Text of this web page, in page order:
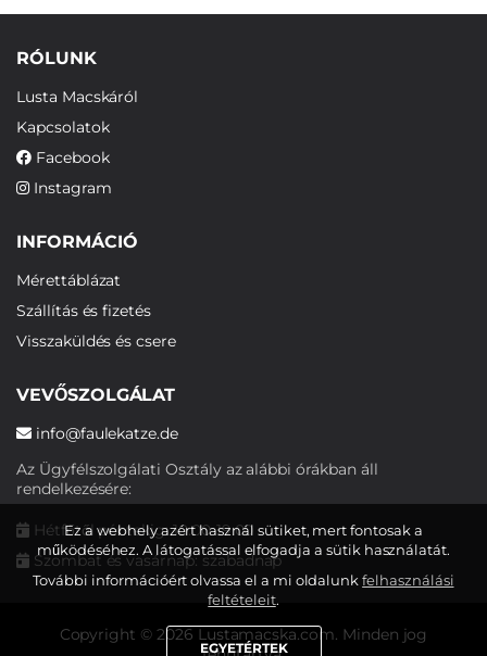
RÓLUNK
Lusta Macskáról
Kapcsolatok
Facebook
Instagram
INFORMÁCIÓ
Mérettáblázat
Szállítás és fizetés
Visszaküldés és csere
VEVŐSZOLGÁLAT
info@faulekatze.de
Az Ügyfélszolgálati Osztály az alábbi órákban áll
rendelkezésére:
Hétfőtől péntekig: 10:00-19:00
Szombat és vasárnap: szabadnap
Copyright © 2026 Lustamacska.com. Minden jog
Ez a webhely azért használ sütiket, mert fontosak a
működéséhez. A látogatással elfogadja a sütik használatát.
További információért olvassa el a mi oldalunkfelhasználási
feltételeit.
EGYETÉRTEK